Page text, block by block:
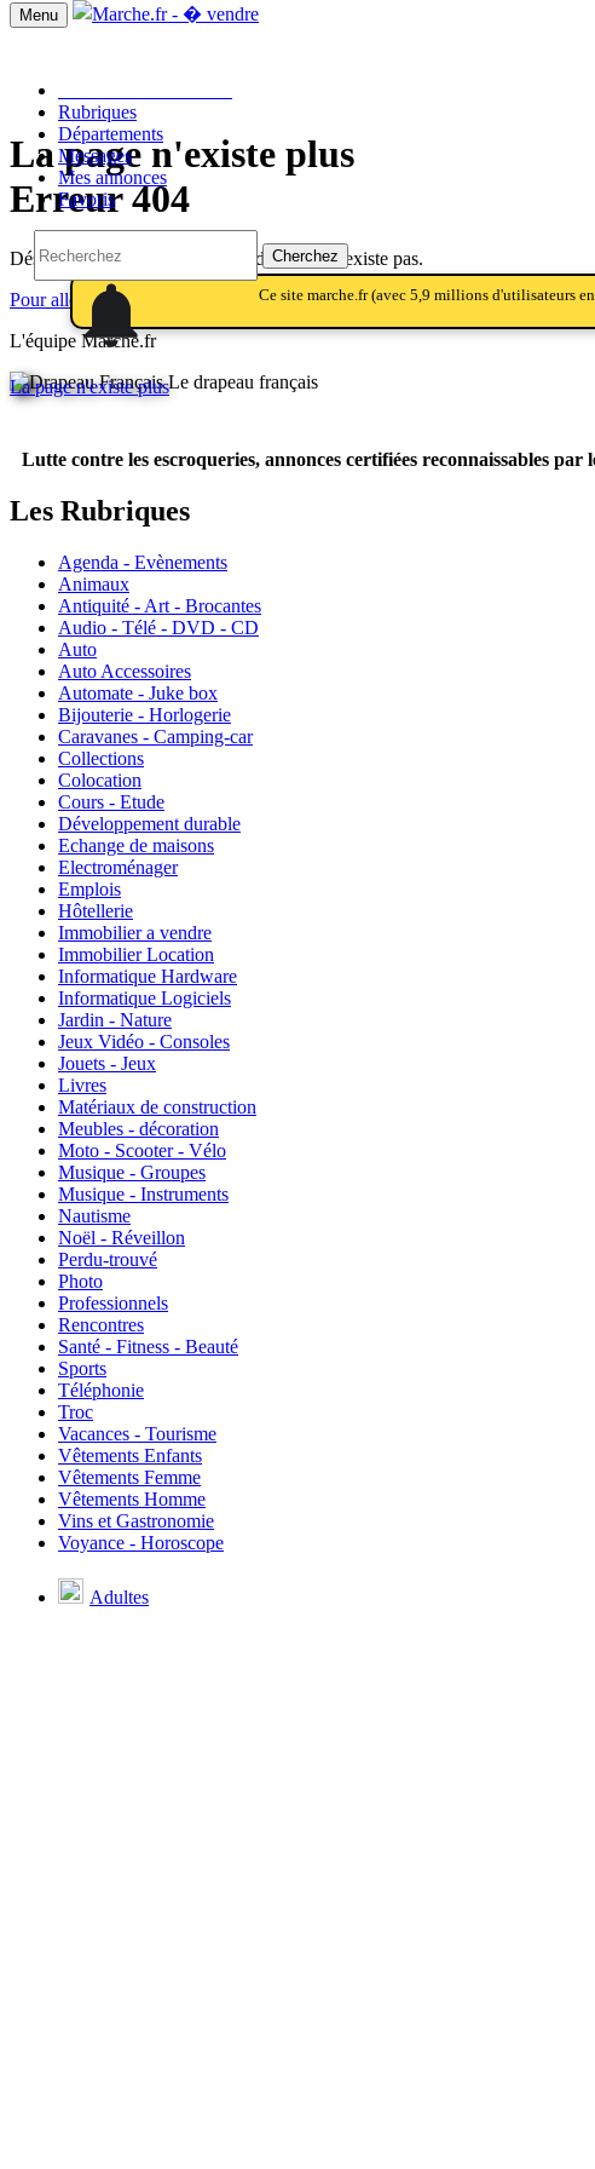
Menu
Rubriques
Départements
Messages
Mes annonces
Favoris
Cherchez
notifications
notifications Ce site marche.fr (avec 5,9 millions d'utilisateurs
La page n'existe plus
La page n'existe plus
Erreur 404
Désolé, la page que vous tentez d'afficher n'existe pas.
Pour aller sur la page d'accueil, Cliquez ici.
L'équipe Marche.fr
Le drapeau français
Lutte contre les escroqueries, annonces certifiées reconnaissables par
Les Rubriques
Agenda - Evènements
Animaux
Antiquité - Art - Brocantes
Audio - Télé - DVD - CD
Auto
Auto Accessoires
Automate - Juke box
Bijouterie - Horlogerie
Caravanes - Camping-car
Collections
Colocation
Cours - Etude
Développement durable
Echange de maisons
Electroménager
Emplois
Hôtellerie
Immobilier a vendre
Immobilier Location
Informatique Hardware
Informatique Logiciels
Jardin - Nature
Jeux Vidéo - Consoles
Jouets - Jeux
Livres
Matériaux de construction
Meubles - décoration
Moto - Scooter - Vélo
Musique - Groupes
Musique - Instruments
Nautisme
Noël - Réveillon
Perdu-trouvé
Photo
Professionnels
Rencontres
Santé - Fitness - Beauté
Sports
Téléphonie
Troc
Vacances - Tourisme
Vêtements Enfants
Vêtements Femme
Vêtements Homme
Vins et Gastronomie
Voyance - Horoscope
Adultes